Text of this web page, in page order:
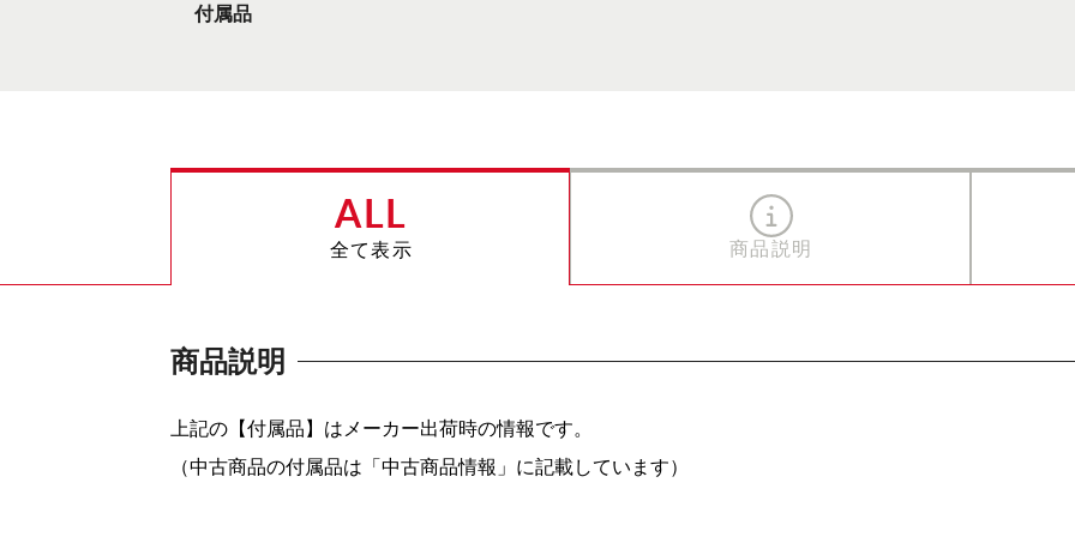
付属品
ALL
全て表示 商品説明
商品説明
上記の【付属品】はメーカー出荷時の情報です。
（中古商品の付属品は「中古商品情報」に記載しています）